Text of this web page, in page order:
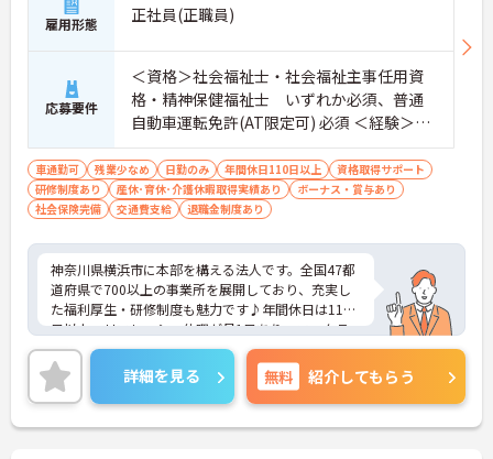
雇用形態 正社員(正職員)
応募要件
＜資格＞社会福祉士・社会福祉主事任用資
格・精神保健福祉士 いずれか必須、普通
自動車運転免許(AT限定可) 必須 ＜経験＞不
問
車通勤可 残業少なめ 日勤のみ 年間休日110日以上
資格取得サポート
研修制度あり
産休･育休･介護休暇取得実績あり
ボーナス・賞与あり
社会保険完備
交通費支給 退職金制度あり
神奈川県横浜市に本部を構える法人です。全国47都
道府県で700以上の事業所を展開しており、充実し
た福利厚生・研修制度も魅力です♪年間休日は110
日以上、リフレッシュ休暇が月1日あり、ワークラ
イフバランスを重視される方にもおすすめです。ご
興味のある方には、面接対策ポイントなど、さらに
詳細をお話しいたしますのでお気軽にご相談くださ
い！
詳細を見る 無料 紹介してもらう